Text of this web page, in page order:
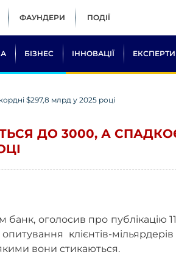
ФАУНДЕРИ ПОДІЇ
БІЗНЕС ІННОВАЦІЇ ЕКСПЕРТИ
$297,8 млрд у 2025 році
ДО 3000, А
оголосив про публікацію
клієнтів-
вони стикаються.